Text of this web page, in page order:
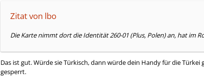
Zitat von lbo
Die Karte nimmt dort die Identität 260-01 (Plus, Polen) an, hat im
Das ist gut. Würde sie Türkisch, dann würde dein Handy für die
gesperrt.